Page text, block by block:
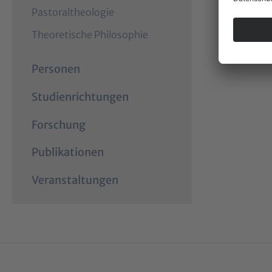
Pastoraltheologie
Theoretische Philosophie
Personen
Studienrichtungen
Forschung
Publikationen
Veranstaltungen